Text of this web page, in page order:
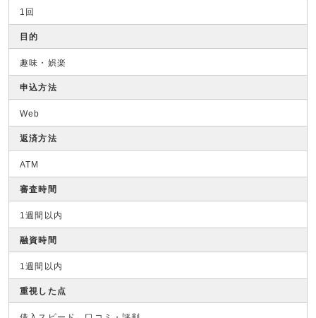
1回
目的
趣味・娯楽
申込方法
Web
返済方法
ATM
審査時間
1週間以内
融資時間
1週間以内
重視した点